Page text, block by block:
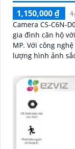
1,150,000 ₫
Camera CS-C6N-
gia đình căn hộ
MP. Với công nghệ hình ảnh IP, camera này cho chất
lượng hình ảnh